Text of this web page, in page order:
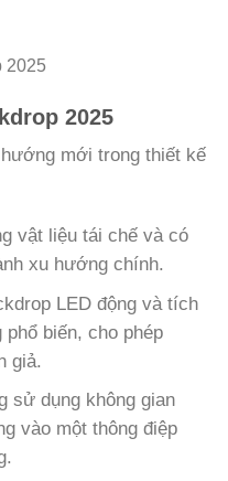
2025
mới trong thiết kế
vật liệu tái chế và có
xu hướng chính.
LED động và tích
phổ biến, cho phép
giả.
sử dụng không gian
vào một thông điệp